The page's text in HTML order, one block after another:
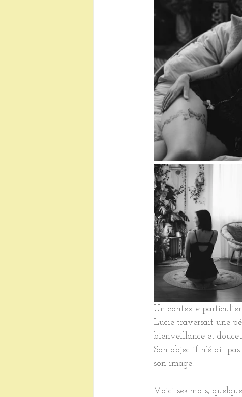
Un contexte
Lucie traversait une
bienveillance et
Son objectif n’était
son image.
Voici ses mots,